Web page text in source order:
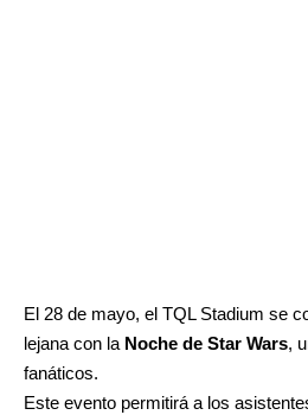
El 28 de mayo, el TQL Stadium se
lejana con la Noche de Star Wars,
fanáticos.
Este evento permitirá a los